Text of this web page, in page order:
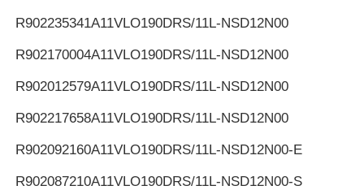
R902235341A11VLO190DRS/11L-NSD12N00
R902170004A11VLO190DRS/11L-NSD12N00
R902012579A11VLO190DRS/11L-NSD12N00
R902217658A11VLO190DRS/11L-NSD12N00
R902092160A11VLO190DRS/11L-NSD12N00-E
R902087210A11VLO190DRS/11L-NSD12N00-S